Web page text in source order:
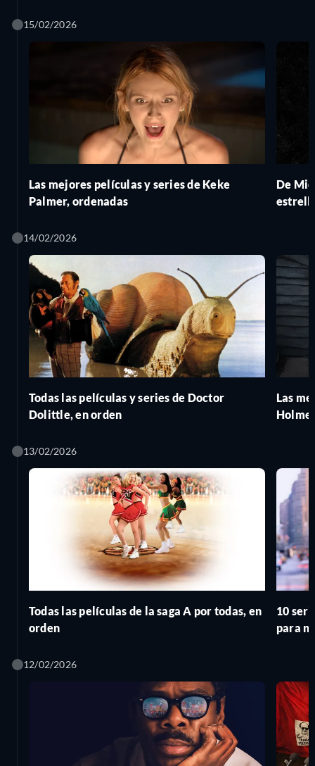
15/02/2026
Las mejores películas y series de Keke
Palmer, ordenadas
De
14/02/2026
Todas las películas y series de Doctor
Dolittle, en orden
Las
13/02/2026
Todas las películas de la saga A por todas, en
orden
10
para
12/02/2026